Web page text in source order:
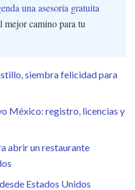
una asesoría gratuita
mejor camino para tu
siembra felicidad para
México: registro, licencias y
abrir un restaurante
Estados Unidos